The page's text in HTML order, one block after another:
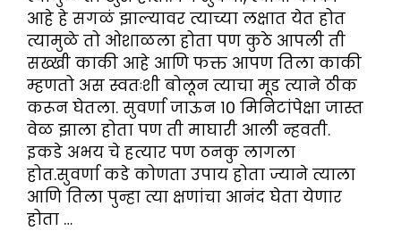
आहे हे सगळं झाल्यावर त्याच्या लक्षात येत होत
त्यामुळे तो ओशाळला होता पण कुठे आपली ती
सख्खी काकी आहे आणि फक्त आपण तिला काकी
म्हणतो अस स्वतःशी बोलून त्याचा मूड त्याने ठीक
करून घेतला. सुवर्णा जाऊन १० मिनिटांपेक्षा जास्त
वेळ झाला होता पण ती माघारी आली न्हवती.
इकडे अभय चे हत्यार पण ठनकु लागला
होत.सुवर्णा कडे कोणता उपाय होता ज्याने त्याला
आणि तिला पुन्हा त्या क्षणांचा आनंद घेता येणार
होता …